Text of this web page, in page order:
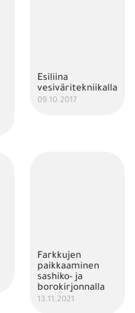
Esiliina
vesiväritekniikalla
09.10.2017
Farkkujen
paikkaaminen
sashiko- ja
borokirjonnalla
13.11.2021